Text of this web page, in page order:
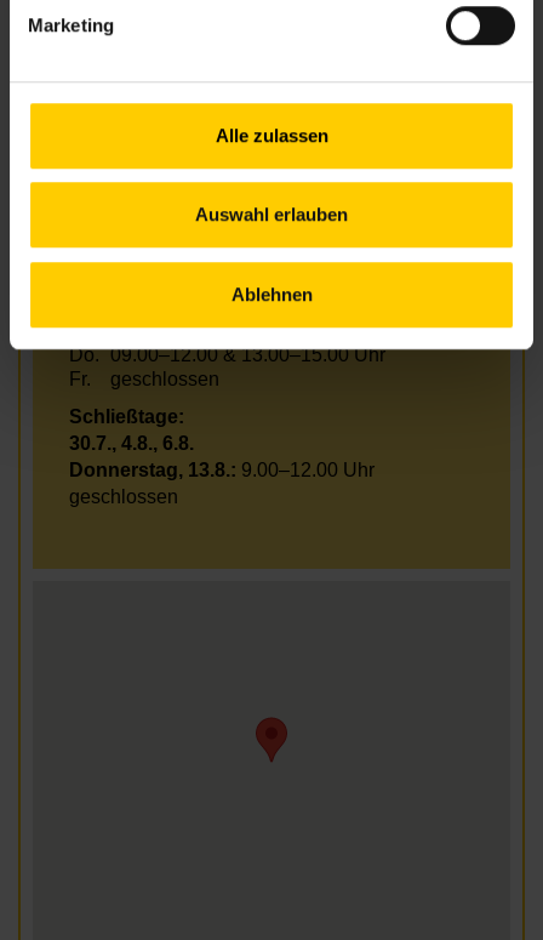
Marketing
Alle zulassen
Auswahl erlauben
Ablehnen
U3/U6 – Westbahnhof
6, 18 – Mariahilfer Gürtel
Öffnungszeiten
13.00–15.00 Uhr
Mi.
09.00–12.00 & 13.00–17.00 Uhr
Do. 09.00–12.00 & 13.00–15.00 Uhr
Fr.
geschlossen
Schließtage:
30.7., 4.8., 6.8.
Donnerstag, 13.8.: 9.00–12.00 Uhr
geschlossen